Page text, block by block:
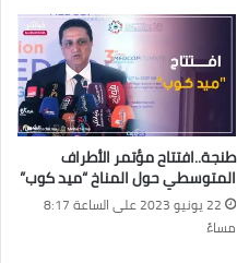
طنجة..افتتاح مؤتمر الأطراف
المتوسطي حول المناخ “ميد كوب”
22 يونيو 2023 على الساعة 8:17
مساءً